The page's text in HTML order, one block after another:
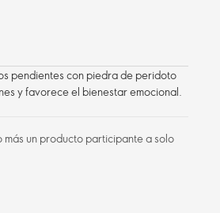
pendientes con piedra de peridoto
y favorece el bienestar emocional.
un producto participante a solo